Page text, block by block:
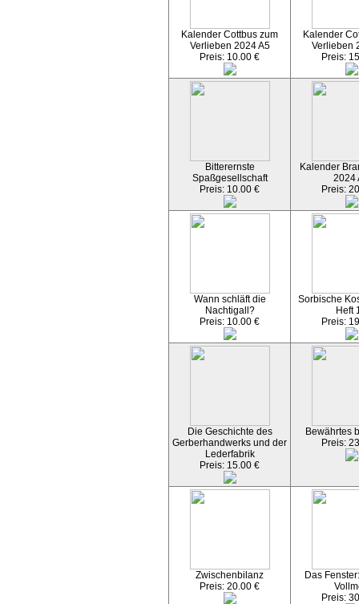
Kalender Cottbus zum
Verlieben 2024 A5
Preis: 10.00 €
Kalender
Verlieben
Preis:
Bitterernste
Spaßgesellschaft
Preis: 10.00 €
Kalender
2024
Preis:
Wann schläft die
Nachtigall?
Preis: 10.00 €
Sorbische
Heft
Preis:
Die Geschichte des
Gerberhandwerks und der
Lederfabrik
Preis: 15.00 €
Bewährtes
Preis:
Zwischenbilanz
Preis: 20.00 €
Das
Preis: